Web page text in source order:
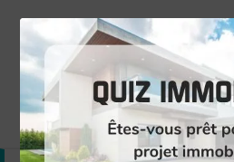
Simulation gratuite